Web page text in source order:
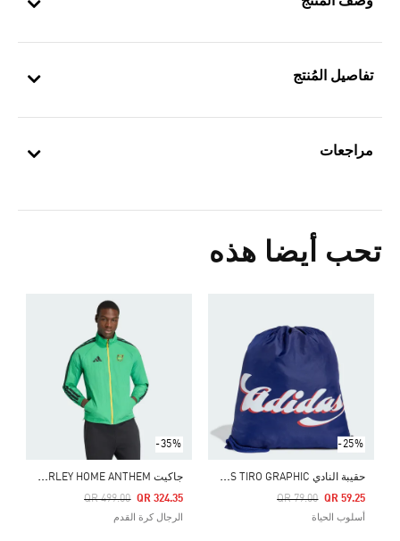
تفاصيل المُنتج
مراجعات
تحب أيضا هذه
-25%
ح
قيبة النادي ADIDAS TIRO GRAPHIC
Price Reduced From
QR 79.00
To QR 59.25
أسلوب الحياة
-35%
ج
اكيت JAMAICA X BOB MARLEY HOME ANTHEM
Price Reduced From
QR 499.00
To QR 324.35
الرجال كرة القدم